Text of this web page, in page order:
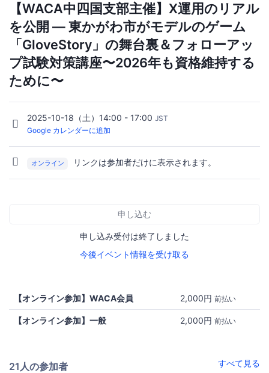
【WACA中四国支部主催】X運用のリアル
を公開 ― 東かがわ市がモデルのゲーム
「GloveStory」の舞台裏＆フォローアッ
プ試験対策講座〜2026年も資格維持する
ために〜
2025-10-18（土）14:00 - 17:00 JST
Google カレンダーに追加
オンライン リンクは参加者だけに表示されます。
申し込む
申し込み受付は終了しました
今後イベント情報を受け取る
【オンライン参加】WACA会員 2,000円 前払い
【オンライン参加】一般 2,000円 前払い
21人の参加者 すべて見る